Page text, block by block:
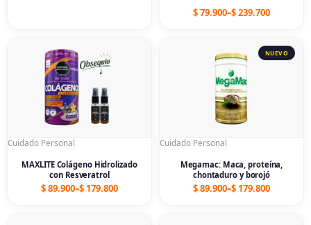
$79.900–$239.700
Cuidado Personal
MAXLITE Colágeno Hidrolizado
con Resveratrol
$89.900–$ 179.800
range:
$ 89.900
through
$ 179.800
Cuidado Personal
Megamac: Maca, proteína,
chontaduro y borojó
$89.900–$ 179.800
range:
$ 89.900
through
$ 179.800